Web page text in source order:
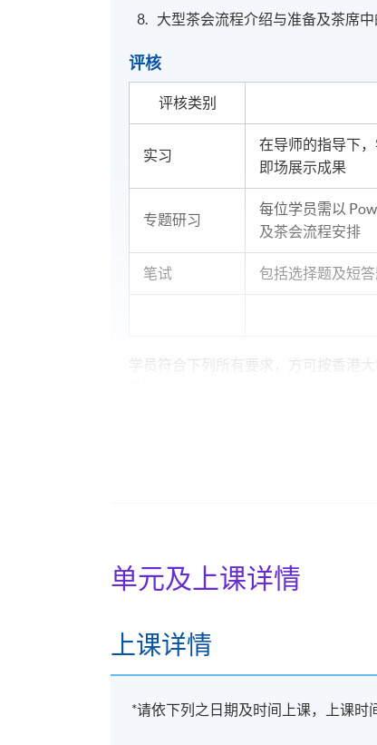
大型茶会流程介绍与准备及茶席
评核
评核类别
实习
在导师的指导下
即场展示成果
专题研习
每位学员需以
及茶会流程安排
笔试 包括选择题及短
学员符合下列所有要求，方可按香港
报名代码 2435-PE041A
日期 / 时间
逢周三、周日，7:00pm - 9:00pm & -
单元及上课详情
上课详情
*请依下列之日期及时间上课，上课